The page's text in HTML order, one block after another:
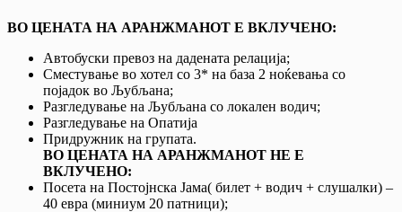
ВО ЦЕНАТА НА АРАНЖМАНОТ Е ВКЛУЧЕНО:
Aвтобуски превоз на дадената релација;
Сместување во хотел со 3* на база 2 ноќевања со
појадок во Љубљана;
Разгледување на Љубљана со локален водич;
Разгледување на Опатија
Придружник на групата.
ВО ЦЕНАТА НА АРАНЖМАНОТ НЕ Е
ВКЛУЧЕНО:
Посета на Постоjнска Јама( билет + водич + слушалки) –
40 евра (миниум 20 патници);